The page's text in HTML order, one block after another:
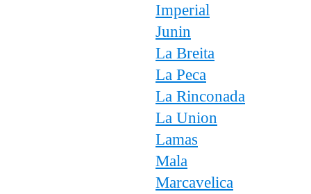
Imperial
Junin
La Breita
La Peca
La Rinconada
La Union
Lamas
Mala
Marcavelica